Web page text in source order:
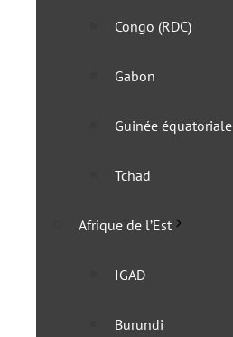
Congo (RDC)
Gabon
Guinée équatoriale
Tchad
Afrique de l’Est
IGAD
Burundi